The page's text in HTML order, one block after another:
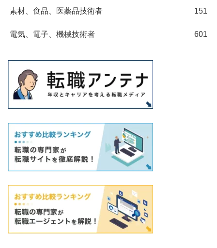
素材、食品、医薬品技術者 151
電気、電子、機械技術者 601